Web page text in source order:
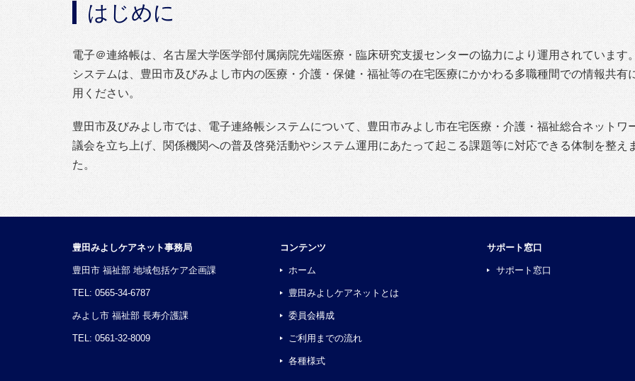
はじめに
電子＠連絡帳は、名古屋大学医学部付属病院先端医療・臨床研究支援センターの協力により運用されています
システムは、豊田市及びみよし市内の医療・介護・保健・福祉等の在宅医療にかかわる多職種間での情報共有
用ください。
豊田市及びみよし市では、電子連絡帳システムについて、豊田市みよし市在宅医療・介護・福祉総合ネットワ
議会を立ち上げ、関係機関への普及啓発活動やシステム運用にあたって起こる課題等に対応できる体制を整え
た。
豊田みよしケアネット事務局
豊田市 福祉部 地域包括ケア企画課
TEL: 0565-34-6787
みよし市 福祉部 長寿介護課
TEL: 0561-32-8009
コンテンツ
ホーム
豊田みよしケアネットとは
委員会構成
ご利用までの流れ
各種様式
サポート窓口
サポート窓口